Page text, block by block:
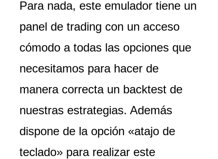
Para nada, este emulador tiene un
panel de trading con un acceso
cómodo a todas las opciones que
necesitamos para hacer de
manera correcta un backtest de
nuestras estrategias. Además
dispone de la opción «atajo de
teclado» para realizar este